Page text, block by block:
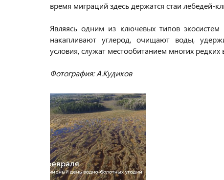
время миграций здесь держатся стаи лебедей-
Являясь одним из ключевых типов
накапливают углерод, очищают воды,
условия, служат местообитанием многих
Фотография: А.Кудиков